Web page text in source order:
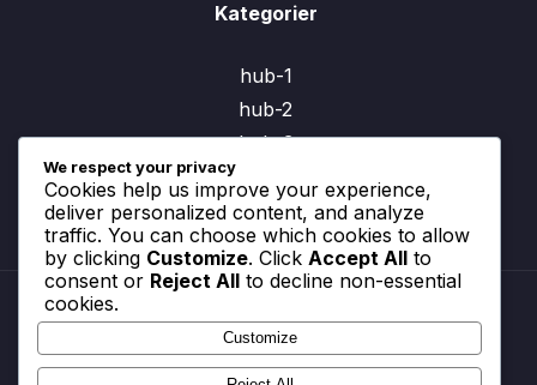
Kategorier
hub-1
hub-2
hub-3
Om
Kontakta oss
We respect your privacy
Cookies help us improve your experience,
deliver personalized content, and analyze
traffic. You can choose which cookies to allow
by clicking Customize. Click Accept All to
consent or Reject All to decline non-essential
cookies.
Customize